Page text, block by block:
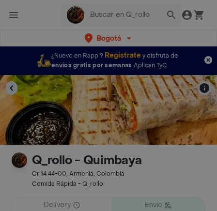
Bogotá
¿Nuevo en Rappi? Regístratey disfruta de
envíos gratis por semanas Aplican TyC
Q_rollo - Quimbaya
Cr 14 44-00, Armenia, Colombia
Comida Rápida - Q_rollo
Delivery
Envío